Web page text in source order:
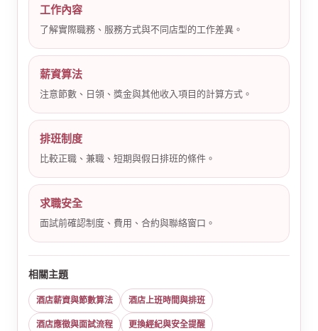
工作內容
了解實際職務、服務方式與不同店型的工作差異。
薪資算法
注意節數、日領、獎金與其他收入項目的計算方式。
排班制度
比較正職、兼職、短期與假日排班的條件。
求職安全
面試前確認制度、費用、合約與聯絡窗口。
相關主題
酒店薪資與節數算法 酒店上班時間與排班
酒店應徵與面試流程 更換經紀與安全提醒